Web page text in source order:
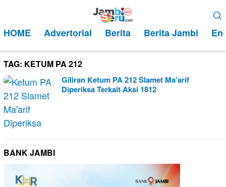
kontenMobile
HOME Advertorial Berita Berita Jambi
TAG: KETUM PA 212
Giliran Ketum PA 212 Slamet Ma’arif
Diperiksa Terkait Aksi 1812
BANK JAMBI